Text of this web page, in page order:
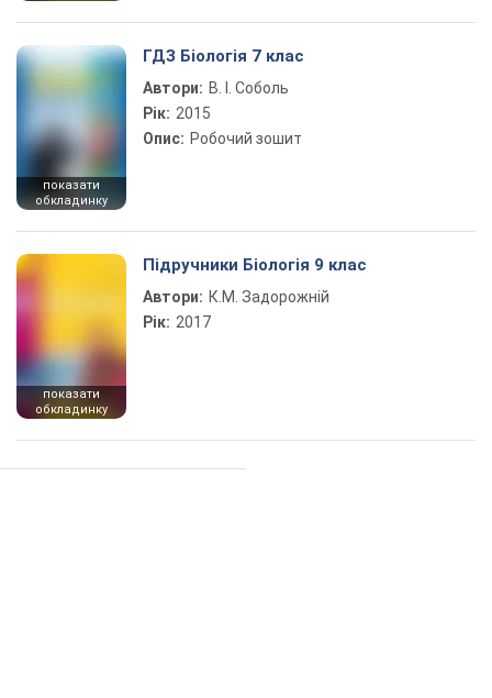
показати
обкладинку
ГДЗ Біологія 7 клас
Автори: В. І. Соболь
Рік: 2015
Опис: Робочий зошит
показати
обкладинку
Підручники Біологія 9 клас
Автори: К.М. Задорожній
Рік: 2017